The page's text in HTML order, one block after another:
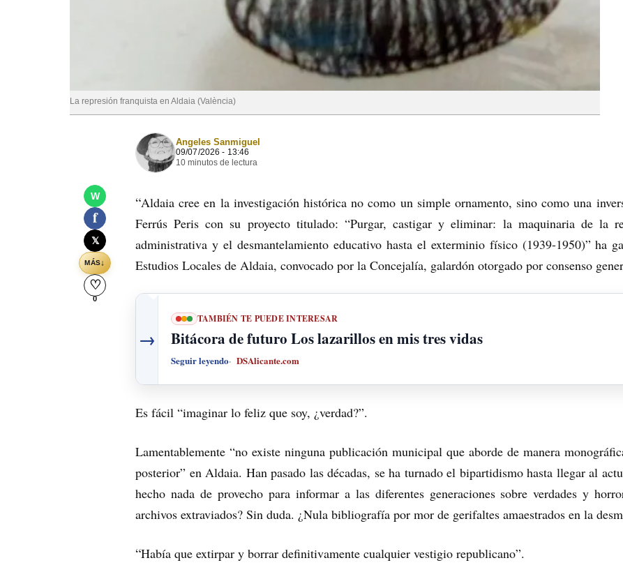
La represión franquista en Aldaia (València)
W
f
𝕏
MÁS↓
♡
0
Angeles Sanmiguel
09/07/2026 - 13:46
10 minutos de lectura
“Aldaia cree en la investigación histórica no como un simple ornamento, sino como una
Ferrús Peris con su proyecto titulado: “Purgar, castigar y eliminar: la maquinaria de la
administrativa y el desmantelamiento educativo hasta el exterminio físico (1939-1950)” ha
Estudios Locales de Aldaia, convocado por la Concejalía, galardón otorgado por consenso
→
TAMBIÉN TE PUEDE INTERESAR
Bitácora de futuro Los lazarillos en mis tres vidas
Seguir leyendo DSAlicante.com
Es fácil “imaginar lo feliz que soy, ¿verdad?”.
Lamentablemente “no existe ninguna publicación municipal que aborde de manera
posterior” en Aldaia. Han pasado las décadas, se ha turnado el bipartidismo hasta llegar al
hecho nada de provecho para informar a las diferentes generaciones sobre verdades y
archivos extraviados? Sin duda. ¿Nula bibliografía por mor de gerifaltes amaestrados en la
“Había que extirpar y borrar definitivamente cualquier vestigio republicano”.